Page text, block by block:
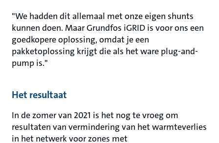
"We hadden dit allemaal met onze eigen shunts
kunnen doen. Maar Grundfos iGRID is voor ons een
goedkopere oplossing, omdat je een
pakketoplossing krijgt die als het ware plug-and-
pump is."
Het resultaat
In de zomer van 2021 is het nog te vroeg om
resultaten van vermindering van het warmteverlies
in het netwerk voor zones met